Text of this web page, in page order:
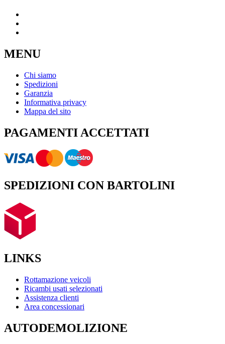
MENU
Chi siamo
Spedizioni
Garanzia
Informativa privacy
Mappa del sito
PAGAMENTI ACCETTATI
SPEDIZIONI CON BARTOLINI
LINKS
Rottamazione veicoli
Ricambi usati selezionati
Assistenza clienti
Area concessionari
AUTODEMOLIZIONE